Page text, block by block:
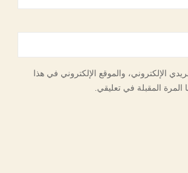
الإلكتروني، والموقع الإلكتروني في هذا
المرة المقبلة في تعليقي.